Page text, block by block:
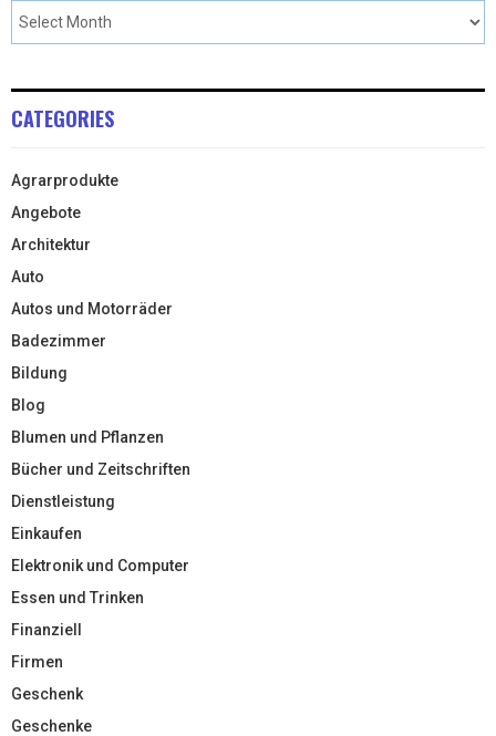
CATEGORIES
Agrarprodukte
Angebote
Architektur
Auto
Autos und Motorräder
Badezimmer
Bildung
Blog
Blumen und Pflanzen
Bücher und Zeitschriften
Dienstleistung
Einkaufen
Elektronik und Computer
Essen und Trinken
Finanziell
Firmen
Geschenk
Geschenke